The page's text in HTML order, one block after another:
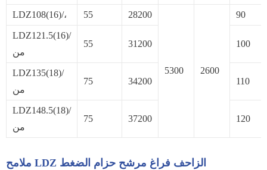
LDZ108(16)/، 55 28200
5300 2600
90
LDZ121.5(16)/
من
55 31200 100
LDZ135(18)/
من
75 34200 110
LDZ148.5(18)/
من
75 37200 120
ملامح LDZ الزاحف فراغ مرشح حزام الضغط